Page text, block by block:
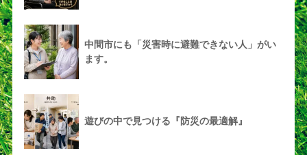
中間市にも「災害時に避難できない人」がい
ます。
遊びの中で見つける『防災の最適解』